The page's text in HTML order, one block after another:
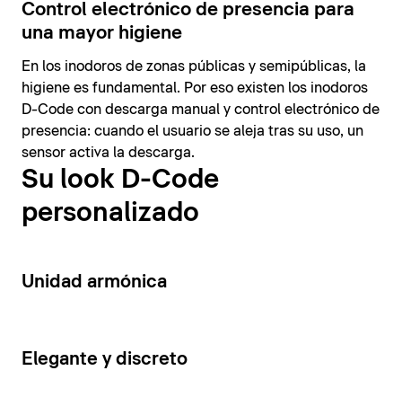
Control electrónico de presencia para
una mayor higiene
En los inodoros de zonas públicas y semipúblicas, la
higiene es fundamental. Por eso existen los inodoros
D-Code con descarga manual y control electrónico de
presencia: cuando el usuario se aleja tras su uso, un
sensor activa la descarga.
Su look D-Code
personalizado
14
Unidad armónica
15
Elegante y discreto